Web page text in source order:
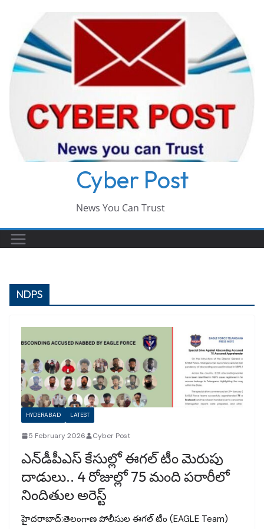
content
Cyber Post
News You Can Trust
NDPS
HYDERABAD LATEST
5 February 2026 Cyber Post
ఎన్‌డీపీఎస్ కేసుల్లో ఈగల్ టీం మెరుపు
దాడులు.. 4 రోజుల్లో 75 మంది పరారీలో
నిందితుల అరెస్ట్
హైదరాబాద్:తెలంగాణ పోలీసుల ఈగల్ టీం (EAGLE Team)